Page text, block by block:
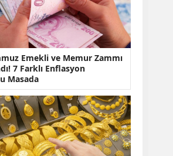
Emekli ve Memur Zammı
7 Farklı Enflasyon
Masada